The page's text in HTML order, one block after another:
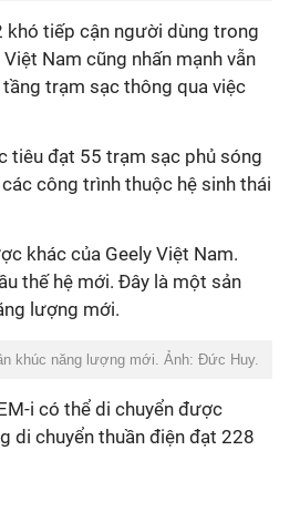
khó tiếp cận người dùng trong
Nam cũng nhấn mạnh vẫn
trạm sạc thông qua việc
tiêu đạt 55 trạm sạc phủ sóng
công trình thuộc hệ sinh thái
khác của Geely Việt Nam.
thế hệ mới. Đây là một sản
lượng mới.
khúc năng lượng mới. Ảnh: Đức Huy.
i có thể di chuyển được
di chuyển thuần điện đạt 228